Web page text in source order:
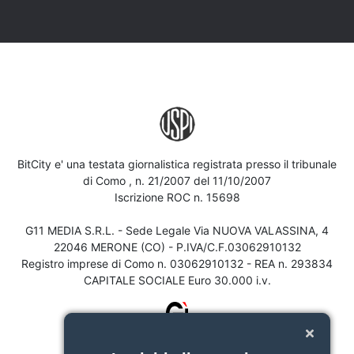
BitCity e' una testata giornalistica registrata presso il tribunale
di Como , n. 21/2007 del 11/10/2007
Iscrizione ROC n. 15698
G11 MEDIA S.R.L. - Sede Legale Via NUOVA VALASSINA, 4
22046 MERONE (CO) - P.IVA/C.F.03062910132
Registro imprese di Como n. 03062910132 - REA n. 293834
CAPITALE SOCIALE Euro 30.000 i.v.